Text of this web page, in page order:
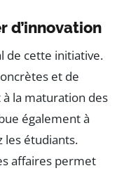
d’innovation
de cette initiative.
et de
la maturation des
également à
les étudiants.
affaires permet